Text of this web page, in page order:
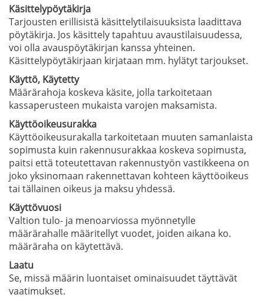
Käsittelypöytäkirja
Tarjousten erillisistä käsittelytilaisuuksista laadittava
pöytäkirja. Jos käsittely tapahtuu avaustilaisuudessa,
voi olla avauspöytäkirjan kanssa yhteinen.
Käsittelypöytäkirjaan kirjataan mm. hylätyt tarjoukset.
Käyttö, Käytetty
Määrärahoja koskeva käsite, jolla tarkoitetaan
kassaperusteen mukaista varojen maksamista.
Käyttöoikeusurakka
Käyttöoikeusurakalla tarkoitetaan muuten samanlaista
sopimusta kuin rakennusurakkaa koskeva sopimusta,
paitsi että toteutettavan rakennustyön vastikkeena on
joko yksinomaan rakennettavan kohteen käyttöoikeus
tai tällainen oikeus ja maksu yhdessä.
Käyttövuosi
Valtion tulo- ja menoarviossa myönnetylle
määrärahalle määritellyt vuodet, joiden aikana ko.
määräraha on käytettävä.
Laatu
Se, missä määrin luontaiset ominaisuudet täyttävät
vaatimukset.